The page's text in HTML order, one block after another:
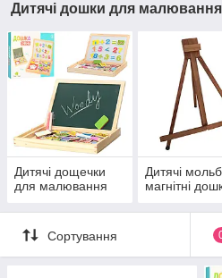
Дитячі дошки для малювання
Дитячі дощечки
для малювання
Дитячі
магнітні
Сортування